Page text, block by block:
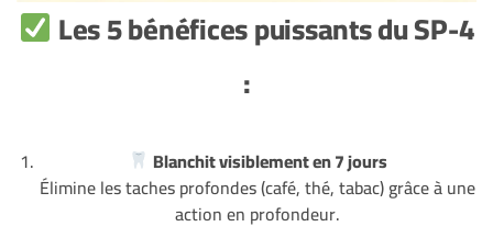
Les 5 bénéfices puissants du SP-4
:
Blanchit visiblement en 7 jours
Élimine les taches profondes (café, thé, tabac) grâce à une
action en profondeur.